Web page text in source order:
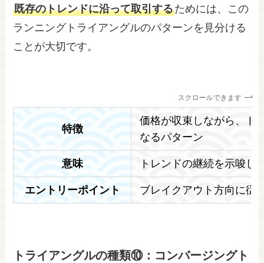
既存のトレンドに沿って取引するためには、この
ランニングトライアングルのパターンを見分ける
ことが大切です。
スクロールできます
特徴
価格が収束しながら、ト
なるパターン
意味 トレンドの継続を示唆し
エントリーポイント ブレイクアウト方向に従
トライアングルの種類⑩：コンバージングト